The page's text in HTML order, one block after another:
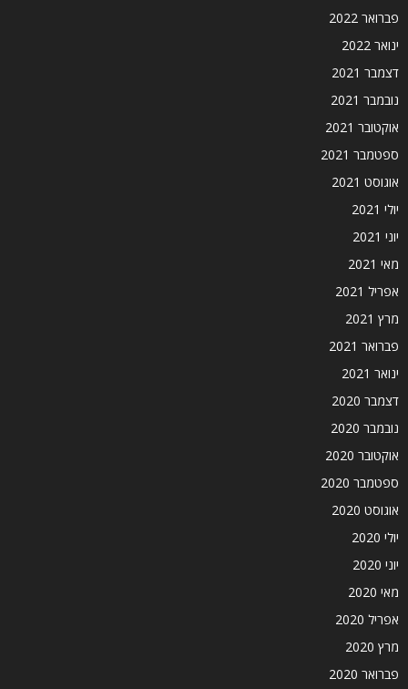
פברואר 2022
ינואר 2022
דצמבר 2021
נובמבר 2021
אוקטובר 2021
ספטמבר 2021
אוגוסט 2021
יולי 2021
יוני 2021
מאי 2021
אפריל 2021
מרץ 2021
פברואר 2021
ינואר 2021
דצמבר 2020
נובמבר 2020
אוקטובר 2020
ספטמבר 2020
אוגוסט 2020
יולי 2020
יוני 2020
מאי 2020
אפריל 2020
מרץ 2020
פברואר 2020